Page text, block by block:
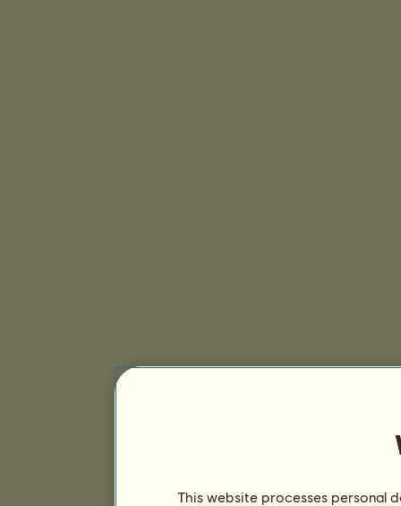
This website processes personal